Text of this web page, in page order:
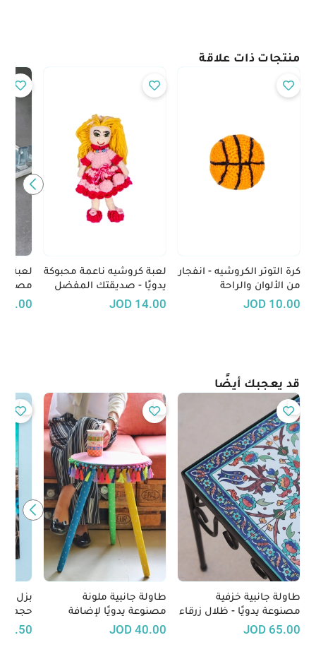
منتجات ذات علاقة
كرة التوتر الكروشيه - انفجار
من الألوان والراحة
10.00
JOD
لعبة كروشيه ناعمة محبوكة
يدويًا - صديقتك المفضل
الجديد
14.00
JOD
لعبة
قد يعجبك أيضًا
طاولة جانبية خزفية
مصنوعة يدويًا - ظلال زرقاء
65.00
JOD
طاولة جانبية ملونة
مصنوعة يدويًا لإضافة
لمسة جمالية إلى منزلك
40.00
JOD
بزل
حجم
19.50